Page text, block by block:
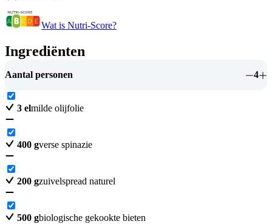
Wat is Nutri-Score?
Ingrediënten
Aantal personen 4
3 elmilde olijfolie
400 gverse spinazie
200 gzuivelspread naturel
500 gbiologische gekookte bieten